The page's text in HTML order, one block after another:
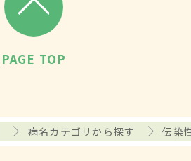
PAGE TOP
病名カテゴリから探す 伝染